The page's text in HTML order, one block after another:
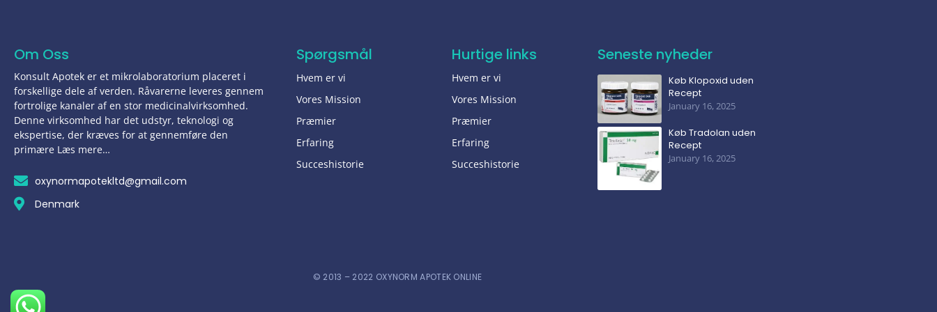
Om Oss
Konsult Apotek er et mikrolaboratorium placeret i
forskellige dele af verden. Råvarerne leveres gennem
fortrolige kanaler af en stor medicinalvirksomhed.
Denne virksomhed har det udstyr, teknologi og
ekspertise, der kræves for at gennemføre den
primære Læs mere…
oxynormapotekltd@gmail.com
Denmark
Spørgsmål
Hvem er vi
Vores Mission
Præmier
Erfaring
Succeshistorie
Hurtige links
Hvem er vi
Vores Mission
Præmier
Erfaring
Succeshistorie
Seneste nyheder
Køb Klopoxid uden
Recept
January 16, 2025
Køb Tradolan uden
Recept
January 16, 2025
© 2013 – 2022 OXYNORM APOTEK ONLINE